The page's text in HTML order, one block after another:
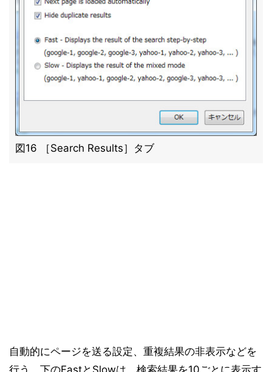
図16 ［Search Results］タブ
自動的にページを送る設定、重複結果の非表示などを
行う。下のFastとSlowは、検索結果を10ごとに表示す